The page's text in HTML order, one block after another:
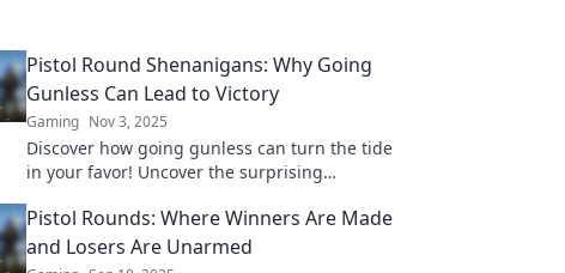
Pistol Round Shenanigans: Why Going
Gunless Can Lead to Victory
Gaming Nov 3, 2025
Discover how going gunless can turn the tide
in your favor! Uncover the surprising
now!
Pistol Rounds: Where Winners Are Made
and Losers Are Unarmed